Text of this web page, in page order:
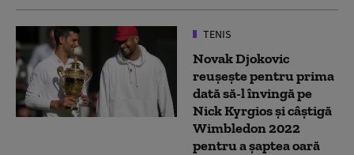
TENIS
Novak Djokovic
reușește pentru prima
dată să-l învingă pe
Nick Kyrgios și câștigă
Wimbledon 2022
pentru a șaptea oară